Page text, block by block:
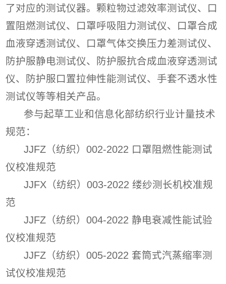
了对应的测试仪器。颗粒物过滤效率测试仪、口
置阻燃测试仪、口罩呼吸阻力测试仪、口罩合成
血液穿透测试仪、口罩气体交换压力差测试仪、
防护服静电测试仪、防护服抗合成血液穿透测试
仪、防护服口置拉伸性能测试仪、手套不透水性
测试仪等等相关产品。
参与起草工业和信息化部纺织行业计量技术
规范：
JJFZ（纺织）002-2022 口罩阻燃性能测试
仪校准规范
JJFX（纺织）003-2022 缕纱测长机校准规
范
JJFZ（纺织）004-2022 静电衰减性能试验
仪校准规范
JJFZ（纺织）005-2022 套筒式汽蒸缩率测
试仪校准规范